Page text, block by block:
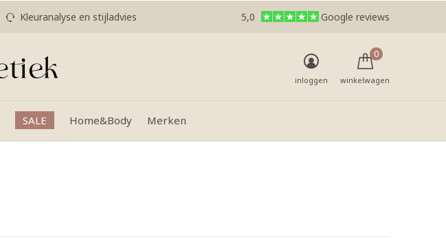
SALE Home&Body Merken
inloggen winkelwagen
0
Kleuranalyse en stijladvies 5,0 Google reviews